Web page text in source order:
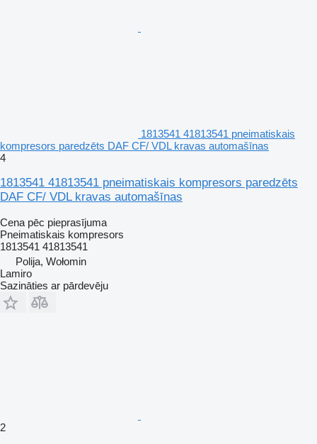
1813541 41813541 pneimatiskais
kompresors paredzēts DAF CF/ VDL kravas automašīnas
4
1813541 41813541 pneimatiskais kompresors paredzēts
DAF CF/ VDL kravas automašīnas
Cena pēc pieprasījuma
Pneimatiskais kompresors
1813541 41813541
Polija, Wołomin
Lamiro
Sazināties ar pārdevēju
2